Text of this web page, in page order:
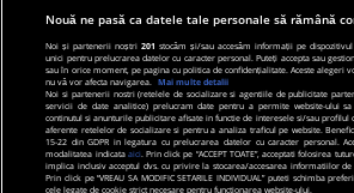
Nouă ne pasă ca datele tale personale să rămână
Noi și partenerii noștri201 stocăm și/sau accesăm informații pe
unici pentru prelucrarea datelor cu caracter personal. Puteți accepta sau
sau în orice moment, pe pagina cu politica de confidențialitate. Aceste
nu vă vor afecta navigarea.
Mai multe detalii
Noi si partenerii nostri (retelele de socializare si agentiile de publicitate
servicii de date analitice) prelucram date pentru a permite website-ului sa
continutul si anunturile publicitare afisate in functie de interesele si/sau profilul
aferente retelelor de socializare si pentru a analiza traficul pe website.
15-22 din GDPR in legatura cu prelucrarea datelor cu caracter personal.
modalitatea indicata aici. Prin click pe “ACCEPT TOATE”, acceptati folosirea
implica inclusiv acceptul dvs. cu privire la stocarea/accesarea informatiilor de
Prin click pe “VREAU SA MODIFIC SETARILE INDIVIDUAL” puteti schimba
cele legate de cookie strict necesare pentru functionarea website-ului.